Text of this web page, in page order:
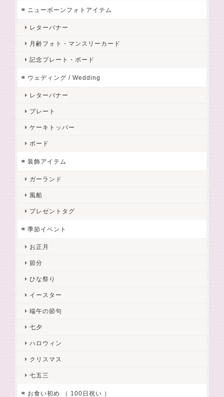
ニューボーンフォトアイテム
レターバナー
月齢フォト・マンスリーカード
記念プレート・ボード
ウェディング / Wedding
レターバナー
プレート
ケーキトッパー
ボード
装飾アイテム
ガーランド
風船
プレゼントタグ
季節イベント
お正月
節分
ひな祭り
イースター
端午の節句
七夕
ハロウィン
クリスマス
七五三
お食い初め （ 100日祝い ）